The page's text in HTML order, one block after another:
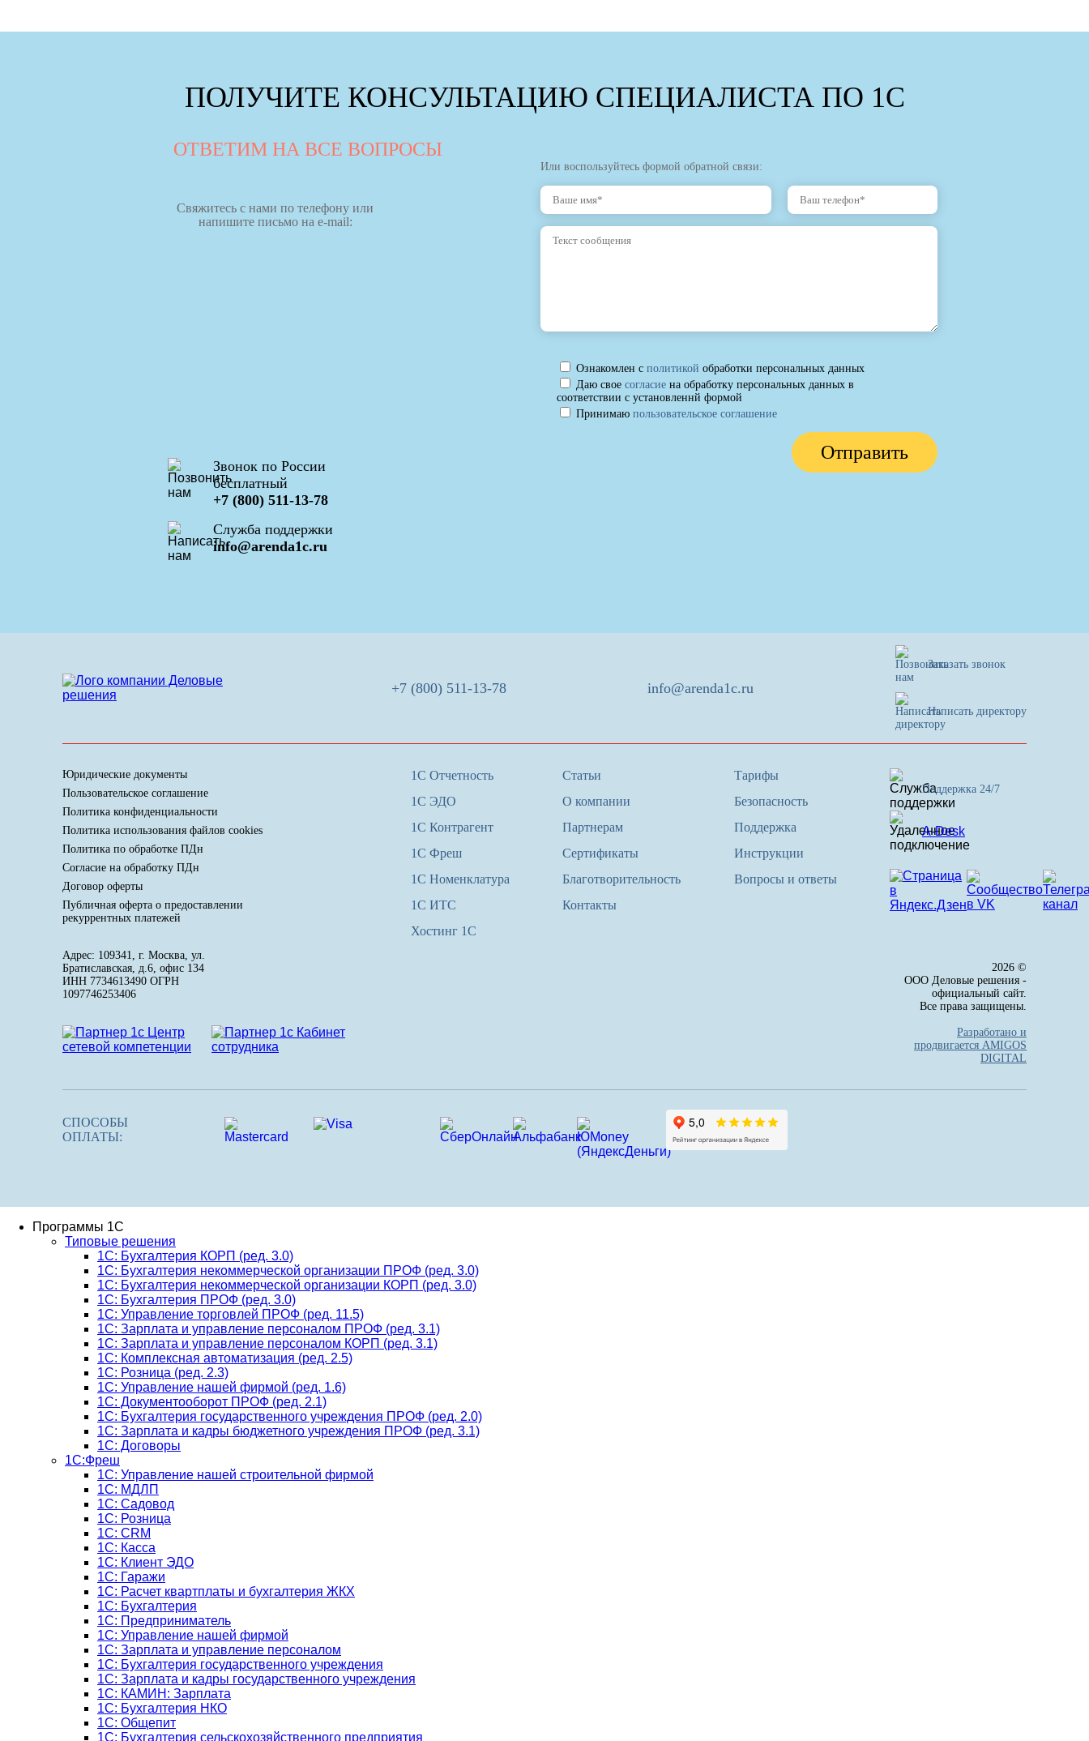
ПОЛУЧИТЕ КОНСУЛЬТАЦИЮ СПЕЦИАЛИСТА ПО 1С
ОТВЕТИМ НА ВСЕ ВОПРОСЫ
Свяжитесь с нами по телефону или
напишите письмо на e-mail:
Звонок по России
бесплатный
+7 (800) 511-13-78
Служба поддержки
info@arenda1c.ru
Или воспользуйтесь формой обратной связи:
Ознакомлен с политикой обработки персональных данных
Даю свое согласие на обработку персональных данных в
соответствии с установленнй формой
Принимаю пользовательское соглашение
Отправить
+7 (800) 511-13-78 info@arenda1c.ru
Заказать звонок
Написать директору
Юридические документы
Пользовательское соглашение
Политика конфиденциальности
Политика использования файлов cookies
Политика по обработке ПДн
Cогласие на обработку ПДн
Договор оферты
Публичная оферта о предоставлении
рекуррентных платежей
Адрес: 109341, г. Москва, ул.
Братиславская, д.6, офис 134
ИНН 7734613490 ОГРН
1097746253406
1С Отчетность
1С ЭДО
1С Контрагент
1С Фреш
1С Номенклатура
1С ИТС
Хостинг 1С
Статьи
О компании
Партнерам
Сертификаты
Благотворительность
Контакты
Тарифы
Безопасность
Поддержка
Инструкции
Вопросы и ответы
Поддержка 24/7
A-Desk
2026 ©
ООО Деловые решения -
официальный сайт.
Все права защищены.
Разработано и
продвигается AMIGOS
DIGITAL
СПОСОБЫ
ОПЛАТЫ:
Программы 1С
Типовые решения
1C: Бухгалтерия КОРП (ред. 3.0)
1С: Бухгалтерия некоммерческой организации ПРОФ (ред. 3.0)
1С: Бухгалтерия некоммерческой организации КОРП (ред. 3.0)
1C: Бухгалтерия ПРОФ (ред. 3.0)
1C: Управление торговлей ПРОФ (ред. 11.5)
1C: Зарплата и управление персоналом ПРОФ (ред. 3.1)
1C: Зарплата и управление персоналом КОРП (ред. 3.1)
1C: Комплексная автоматизация (ред. 2.5)
1С: Розница (ред. 2.3)
1С: Управление нашей фирмой (ред. 1.6)
1С: Документооборот ПРОФ (ред. 2.1)
1C: Бухгалтерия государственного учреждения ПРОФ (ред. 2.0)
1C: Зарплата и кадры бюджетного учреждения ПРОФ (ред. 3.1)
1С: Договоры
1С:Фреш
1С: Управление нашей строительной фирмой
1С: МДЛП
1С: Садовод
1С: Розница
1C: CRM
1C: Касса
1С: Клиент ЭДО
1С: Гаражи
1C: Расчет квартплаты и бухгалтерия ЖКХ
1C: Бухгалтерия
1C: Предприниматель
1C: Управление нашей фирмой
1C: Зарплата и управление персоналом
1C: Бухгалтерия государственного учреждения
1C: Зарплата и кадры государственного учреждения
1C: КАМИН: Зарплата
1C: Бухгалтерия НКО
1С: Общепит
1С: Бухгалтерия сельскохозяйст­венного предприятия